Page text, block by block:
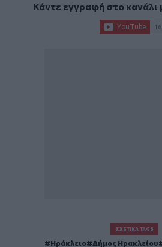
Κάντε εγγραφή στο κανάλι
ΣΧΕΤΙΚΆ TAGS
Ηράκλειο Δήμος Ηρακλείου